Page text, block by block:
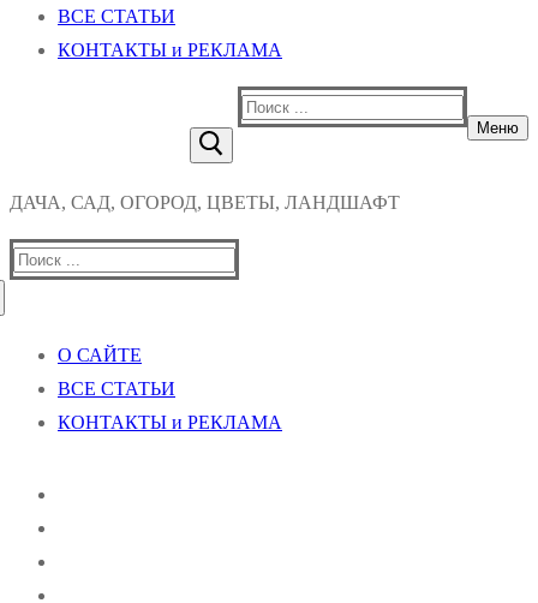
ВСЕ СТАТЬИ
КОНТАКТЫ и РЕКЛАМА
Найти:
Меню
ДАЧА, САД, ОГОРОД, ЦВЕТЫ, ЛАНДШАФТ
Найти:
О САЙТЕ
ВСЕ СТАТЬИ
КОНТАКТЫ и РЕКЛАМА